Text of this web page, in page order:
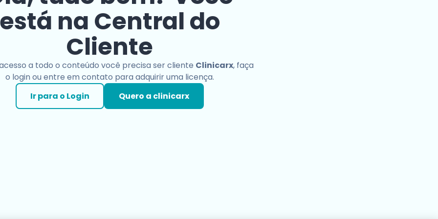
está na Central do
Cliente
a todo o conteúdo você precisa ser cliente Clinicarx, faça
o login ou entre em contato para adquirir uma licença.
Ir para o Login
Quero a clinicarx